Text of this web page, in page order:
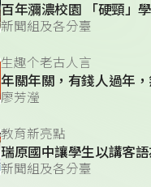
百年瀰濃校園 「硬頸」
新聞組及各分臺
生趣个老古人言
年關年關，有錢人過年
廖芳瀅
教育新亮點
瑞原國中讓學生以講客
新聞組及各分臺